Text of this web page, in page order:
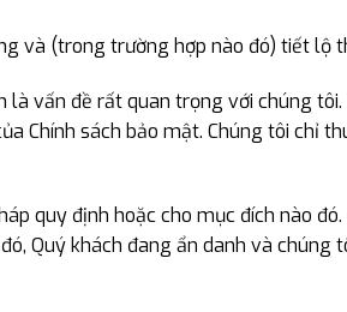
và (trong trường hợp nào đó) tiết lộ
vấn đề rất quan trọng với chúng
Chính sách bảo mật. Chúng tôi chỉ
quy định hoặc cho mục đích nào
Quý khách đang ẩn danh và chúng